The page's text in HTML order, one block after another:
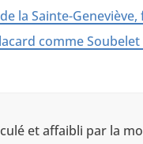
la Sainte-
comme Soubelet
et affaibli par la